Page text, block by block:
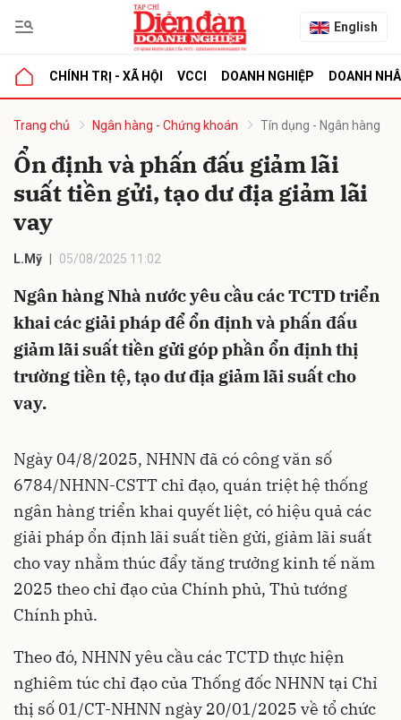
English
CHÍNH TRỊ - XÃ HỘI VCCI DOANH NGHIỆP DOANH
Trang chủ Ngân hàng - Chứng khoán Tín dụng - Ngân hàng
Ổn định và phấn đấu giảm lãi
suất tiền gửi, tạo dư địa giảm lãi
vay
L.Mỹ 05/08/2025 11:02
Ngân hàng Nhà nước yêu cầu các TCTD triển
khai các giải pháp để ổn định và phấn đấu
giảm lãi suất tiền gửi góp phần ổn định thị
trường tiền tệ, tạo dư địa giảm lãi suất cho
vay.
Ngày 04/8/2025, NHNN đã có công văn số
6784/NHNN-CSTT chỉ đạo, quán triệt hệ thống
ngân hàng triển khai quyết liệt, có hiệu quả các
giải pháp ổn định lãi suất tiền gửi, giảm lãi suất
cho vay nhằm thúc đẩy tăng trưởng kinh tế năm
2025 theo chỉ đạo của Chính phủ, Thủ tướng
Chính phủ.
Theo đó, NHNN yêu cầu các TCTD thực hiện
nghiêm túc chỉ đạo của Thống đốc NHNN tại Chỉ
thị số 01/CT-NHNN ngày 20/01/2025 về tổ chức
luận
Hủy